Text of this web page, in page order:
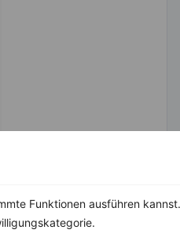
Funktionen ausführen